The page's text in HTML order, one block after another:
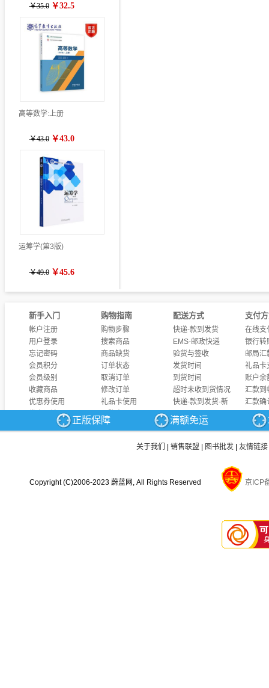
￥35.0 ￥32.5
高等数学:上册
￥43.0 ￥43.0
运筹学(第3版)
￥49.0 ￥45.6
新手入门
帐户注册
用户登录
忘记密码
会员积分
会员级别
收藏商品
优惠券使用
商品问答
购物指南
购物步骤
搜索商品
商品缺货
订单状态
取消订单
修改订单
礼品卡使用
团购商品
发票制度
配送方式
快递-款到发货
EMS-邮政快递
验货与签收
发货时间
到货时间
超时未收到货情况
快递-款到发货-新
支付
在线支
银行转
邮局汇
礼品卡
账户余
汇款到
汇款确
正版保障 满额免运
关于我们 销售联盟 图书批发 友情链接
Copyright (C)2006-2023 蔚蓝网, All Rights Reserved 京ICP